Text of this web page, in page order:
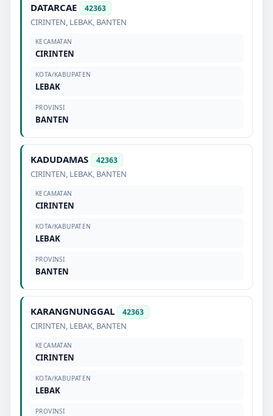
DATARCAE 42363
CIRINTEN, LEBAK, BANTEN
KECAMATAN
CIRINTEN
KOTA/KABUPATEN
LEBAK
PROVINSI
BANTEN
KADUDAMAS 42363
CIRINTEN, LEBAK, BANTEN
KECAMATAN
CIRINTEN
KOTA/KABUPATEN
LEBAK
PROVINSI
BANTEN
KARANGNUNGGAL 42363
CIRINTEN, LEBAK, BANTEN
KECAMATAN
CIRINTEN
KOTA/KABUPATEN
LEBAK
PROVINSI